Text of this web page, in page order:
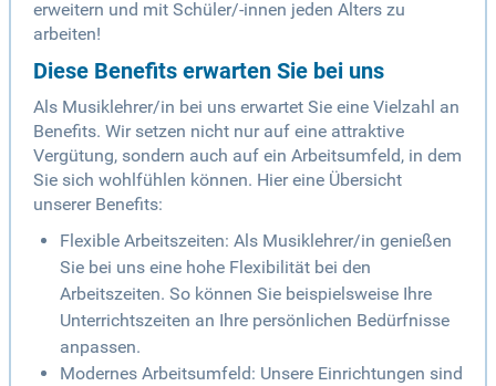
erweitern und mit Schüler/-innen jeden Alters zu
arbeiten!
Diese Benefits erwarten Sie bei uns
Als Musiklehrer/in bei uns erwartet Sie eine Vielzahl an
Benefits. Wir setzen nicht nur auf eine attraktive
Vergütung, sondern auch auf ein Arbeitsumfeld, in dem
Sie sich wohlfühlen können. Hier eine Übersicht
unserer Benefits:
Flexible Arbeitszeiten: Als Musiklehrer/in genießen
Sie bei uns eine hohe Flexibilität bei den
Arbeitszeiten. So können Sie beispielsweise Ihre
Unterrichtszeiten an Ihre persönlichen Bedürfnisse
anpassen.
Modernes Arbeitsumfeld: Unsere Einrichtungen sind